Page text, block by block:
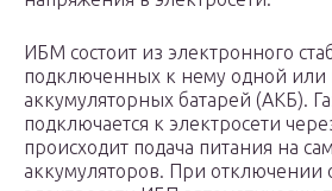
ИБМ состоит из электронного
подключенных к нему одной или
аккумуляторных батарей (АКБ).
подключается к электросети
происходит подача питания на
аккумуляторов. При отключении